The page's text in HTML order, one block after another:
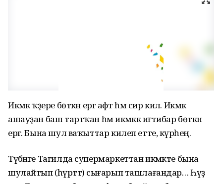
Икмәк ҡәҙере бөткән ергә афәт һәм сир килә. Икмәк
ашауҙан баш тартҡан һәм икмәккә иғтибар бөткән
ергә. Бына шул ваҡыттар килеп етте, күрәһең.
Түбәнге Тагилда супермаркеттан икмәкте бына
шулайтып (һүрәттә) сығарып ташлағандар… Һүҙ